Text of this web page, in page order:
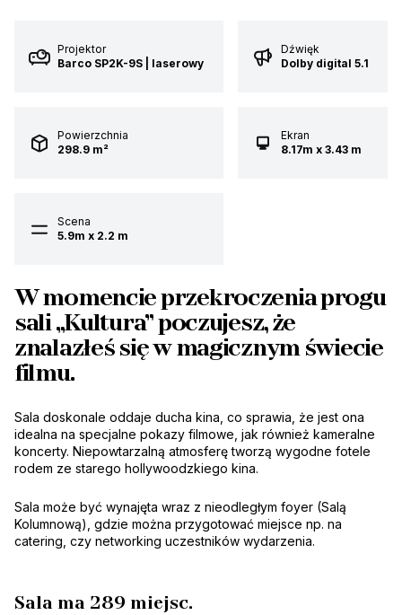
Projektor
Barco SP2K-9S | laserowy
Dźwięk
Dolby digital 5.1
Powierzchnia
298.9 m²
Ekran
8.17m x 3.43 m
Scena
5.9m x 2.2 m
W momencie przekroczenia progu
sali „Kultura” poczujesz, że
znalazłeś się w magicznym świecie
filmu.
Sala doskonale oddaje ducha kina, co sprawia, że jest ona
idealna na specjalne pokazy filmowe, jak również kameralne
koncerty. Niepowtarzalną atmosferę tworzą wygodne fotele
rodem ze starego hollywoodzkiego kina.
Sala może być wynajęta wraz z nieodległym foyer (Salą
Kolumnową), gdzie można przygotować miejsce np. na
catering, czy networking uczestników wydarzenia.
Sala ma 289 miejsc.